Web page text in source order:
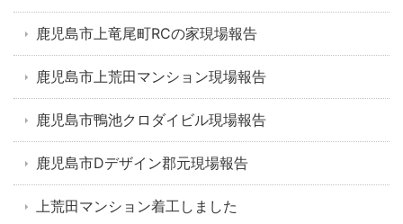
鹿児島市上竜尾町RCの家現場報告
鹿児島市上荒田マンション現場報告
鹿児島市鴨池クロダイビル現場報告
鹿児島市Dデザイン郡元現場報告
上荒田マンション着工しました